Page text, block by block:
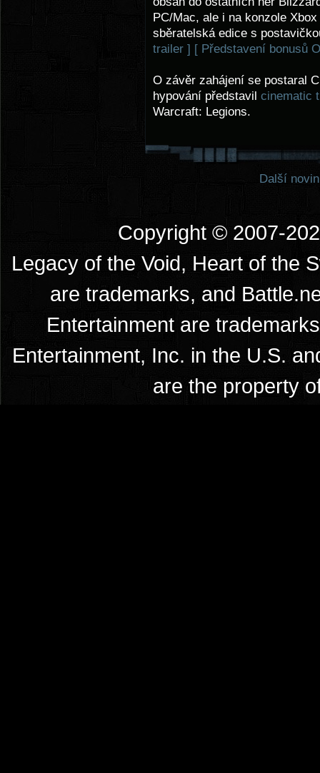
PC/Mac, ale i na konzole
sběratelská edice s
trailer ] [ Představení bonusů
O závěr zahájení se postaral
hypování představil cinematic
Warcraft: Legions.
Další
Copyright © 2007-
Legacy of the Void, Heart of the
are trademarks, and
Entertainment are
Entertainment, Inc. in the U.S.
are the property